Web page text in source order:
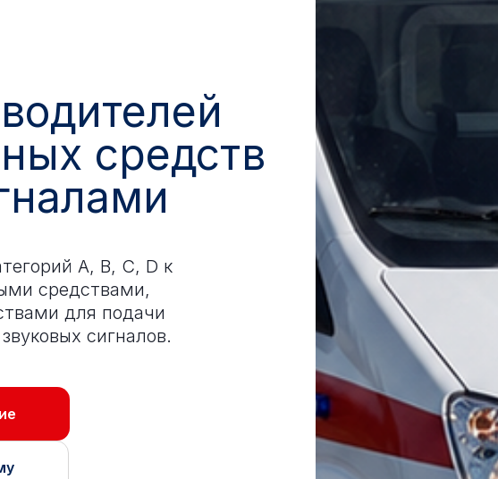
средств
A, B, C, D к
средствами,
для подачи
сигналов.